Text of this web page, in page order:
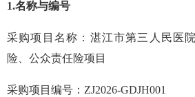
1.名称与编号
采购项目名称： 湛江市第三人民医院
险、公众责任险项目
采购项目编号： ZJ2026-GDJH001